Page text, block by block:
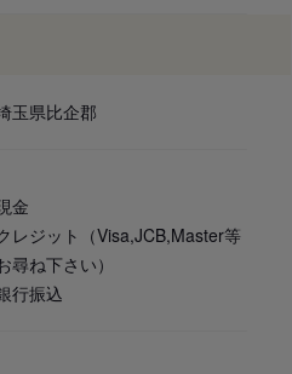
玉県比企郡
金
レジット（Visa,JCB,Master等
尋ね下さい）
行振込